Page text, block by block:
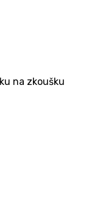
na zkoušku